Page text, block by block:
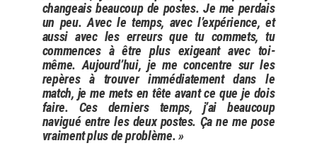
changeais beaucoup de postes. Je me perdais
un peu. Avec le temps, avec l’expérience, et
aussi avec les erreurs que tu commets, tu
commences à être plus exigeant avec toi-
même. Aujourd’hui, je me concentre sur les
repères à trouver immédiatement dans le
match, je me mets en tête avant ce que je dois
faire. Ces derniers temps, j’ai beaucoup
navigué entre les deux postes. Ça ne me pose
vraiment plus de problème. »